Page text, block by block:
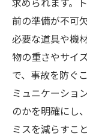
前の準備が不可
必要な道具や機
物の重さやサイ
で、事故を防ぐ
ミュニケーショ
のかを明確にし
ミスを減らすこ